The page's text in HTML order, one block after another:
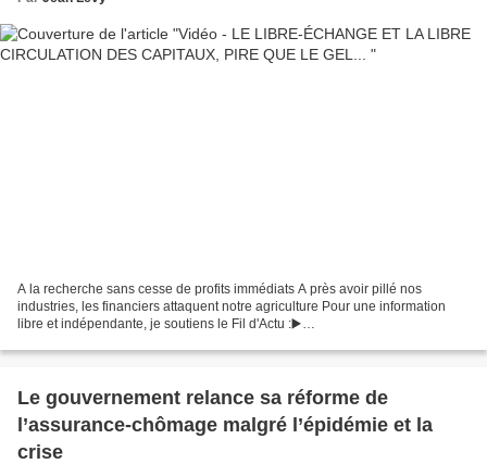
A la recherche sans cesse de profits immédiats A près avoir pillé nos
industries, les financiers attaquent notre agriculture Pour une information
libre et indépendante, je soutiens le Fil d'Actu :▶️
Le gouvernement relance sa réforme de
l’assurance-chômage malgré l’épidémie et la
crise